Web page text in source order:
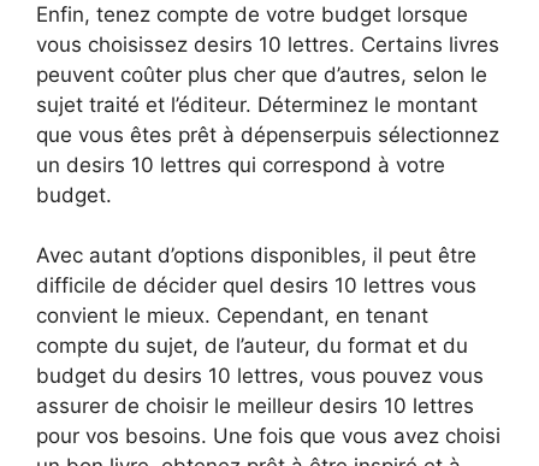
Enfin, tenez compte de votre budget lorsque
vous choisissez desirs 10 lettres. Certains livres
peuvent coûter plus cher que d’autres, selon le
sujet traité et l’éditeur. Déterminez le montant
que vous êtes prêt à dépenserpuis sélectionnez
un desirs 10 lettres qui correspond à votre
budget.
Avec autant d’options disponibles, il peut être
difficile de décider quel desirs 10 lettres vous
convient le mieux. Cependant, en tenant
compte du sujet, de l’auteur, du format et du
budget du desirs 10 lettres, vous pouvez vous
assurer de choisir le meilleur desirs 10 lettres
pour vos besoins. Une fois que vous avez choisi